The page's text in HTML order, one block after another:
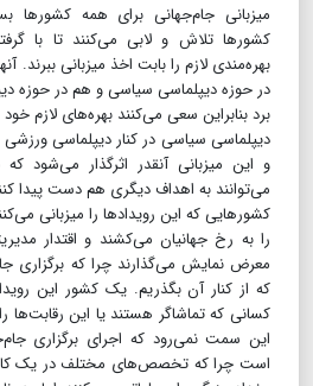
میزبانی جام‌جهانی برای همه
کشورها تلاش و لابی می‌کنند تا با
بهره‌مندی لازم را بابت اخذ میزبانی ببرند.
در حوزه دیپلماسی سیاسی و هم در حوزه
برد بنابراین سعی می‌کنند بهره‌های لازم خود
دیپلماسی سیاسی در کنار دیپلماسی ورزشی
و این میزبانی آنقدر اثرگذار می‌شود
می‌توانند به اهداف دیگری هم دست پیدا
کشورهایی که این رویدادها را میزبانی
را به رخ جهانیان می‌کشند و اقتدار
معرض نمایش می‌گذارند چرا که برگزاری
که از کنار آن بگذریم. یک کشور این
کسانی که تماشاگر هستند یا این رقابت‌ها
این سمت نمی‌رود که اجرای برگزاری
است چرا که تخصص‌های مختلف در یک